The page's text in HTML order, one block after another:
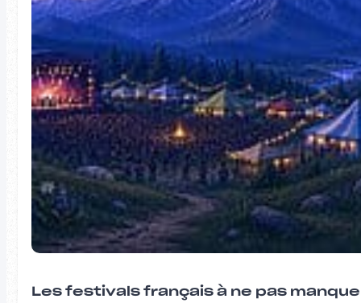
Les festivals français à ne pas